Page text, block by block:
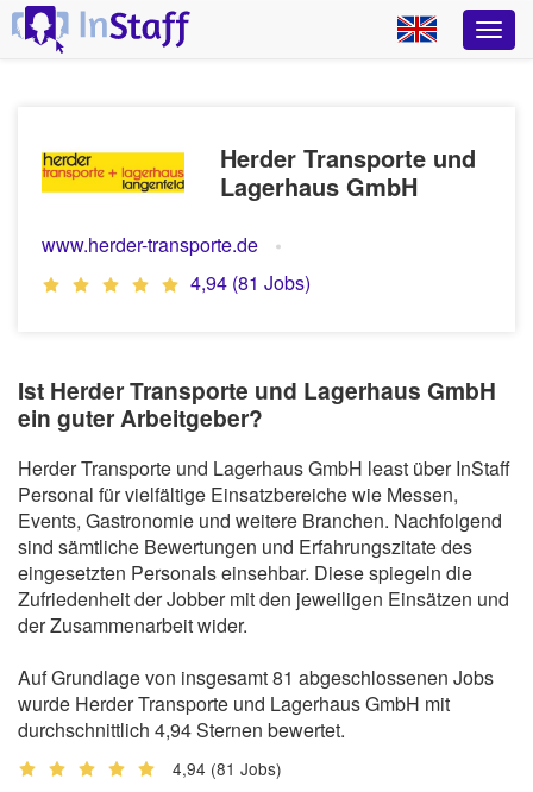
Herder Transporte und
Lagerhaus GmbH
www.herder-transporte.de
4,94 (81 Jobs)
Ist Herder Transporte und Lagerhaus GmbH
ein guter Arbeitgeber?
Herder Transporte und Lagerhaus GmbH least über InStaff
Personal für vielfältige Einsatzbereiche wie Messen,
Events, Gastronomie und weitere Branchen. Nachfolgend
sind sämtliche Bewertungen und Erfahrungszitate des
eingesetzten Personals einsehbar. Diese spiegeln die
Zufriedenheit der Jobber mit den jeweiligen Einsätzen und
der Zusammenarbeit wider.
Auf Grundlage von insgesamt 81 abgeschlossenen Jobs
wurde Herder Transporte und Lagerhaus GmbH mit
durchschnittlich 4,94 Sternen bewertet.
4,94 (81 Jobs)